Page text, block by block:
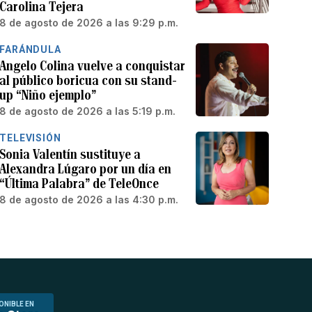
Carolina Tejera
8 de agosto de 2026 a las 9:29 p.m.
FARÁNDULA
Angelo Colina vuelve a conquistar
al público boricua con su stand-
up “Niño ejemplo”
8 de agosto de 2026 a las 5:19 p.m.
TELEVISIÓN
Sonia Valentín sustituye a
Alexandra Lúgaro por un día en
“Última Palabra” de TeleOnce
8 de agosto de 2026 a las 4:30 p.m.
EN